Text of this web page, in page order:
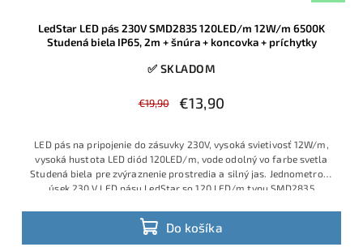
LedStar LED pás 230V SMD2835 120LED/m 12W/m 6500K
Studená biela IP65, 2m + šnúra + koncovka + príchytky
✅ SKLADOM
€19,90 €13,90
Do košíka
LED pás na pripojenie do zásuvky 230V, vysoká svietivosť 12W/m,
vysoká hustota LED diód 120LED/m, vode odolný vo farbe svetla
Studená biela pre zvýraznenie prostredia a silný jas. Jednometrový
úsek 230 V LED pásu LedStar so 120 LED/m typu SMD2835